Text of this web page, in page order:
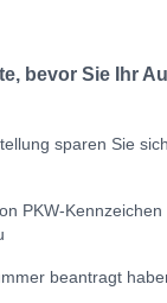
bevor Sie Ihr
sparen Sie
PKW-
beantragt